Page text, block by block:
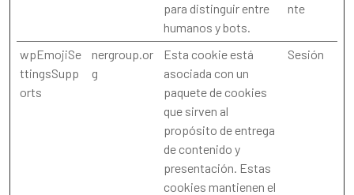
para distinguir entre
humanos y bots.
nte
wpEmojiSe
ttingsSupp
orts
nergroup.or
g
Esta cookie está
asociada con un
paquete de cookies
que sirven al
propósito de entrega
de contenido y
presentación. Estas
cookies mantienen el
Sesión